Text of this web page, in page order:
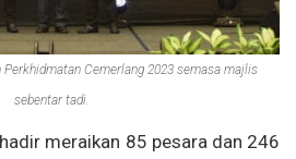
Perkhidmatan Cemerlang 2023 semasa majlis
sebentar tadi.
meraikan 85 pesara dan 246